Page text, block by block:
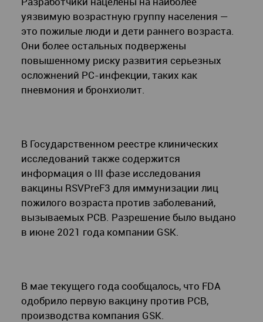
уязвимую возрастную группу населения —
это пожилые люди и дети раннего возраста.
Они более остальных подвержены
повышенному риску развития серьезных
осложнений РС-инфекции, таких как
пневмония и бронхиолит.
В Государственном реестре клинических
исследований также содержится
информация о III фазе исследования
вакцины RSVPreF3 для иммунизации лиц
пожилого возраста против заболеваний,
вызываемых РСВ. Разрешение было выдано
в июне 2021 года компании GSK.
В мае текущего года сообщалось, что FDA
одобрило первую вакцину против РСВ,
производства компания GSK.